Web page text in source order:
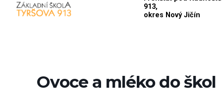
913,
okres Nový Jičín
Ovoce a mléko do škol